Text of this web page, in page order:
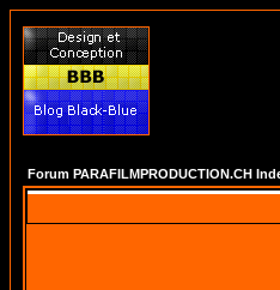
Forum PARAFILMPRODUCTION.CH